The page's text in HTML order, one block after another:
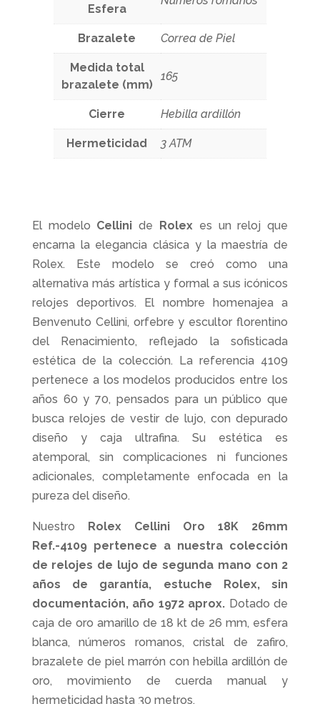
Esfera
Brazalete Correa de Piel
Medida total
brazalete (mm)
165
Cierre Hebilla ardillón
Hermeticidad 3 ATM
El modelo Cellini de Rolex es un reloj que
encarna la elegancia clásica y la maestría de
Rolex. Este modelo se creó como una
alternativa más artística y formal a sus icónicos
relojes deportivos. El nombre homenajea a
Benvenuto Cellini, orfebre y escultor florentino
del Renacimiento, reflejado la sofisticada
estética de la colección. La referencia 4109
pertenece a los modelos producidos entre los
años 60 y 70, pensados para un público que
busca relojes de vestir de lujo, con depurado
diseño y caja ultrafina. Su estética es
atemporal, sin complicaciones ni funciones
adicionales, completamente enfocada en la
pureza del diseño.
Nuestro Rolex Cellini Oro 18K 26mm
Ref.-4109 pertenece a nuestra colección
de relojes de lujo de segunda mano con 2
años de garantía, estuche Rolex, sin
documentación, año 1972 aprox. Dotado de
caja de oro amarillo de 18 kt de 26 mm, esfera
blanca, números romanos, cristal de zafiro,
brazalete de piel marrón con hebilla ardillón de
oro, movimiento de cuerda manual y
hermeticidad hasta 30 metros.